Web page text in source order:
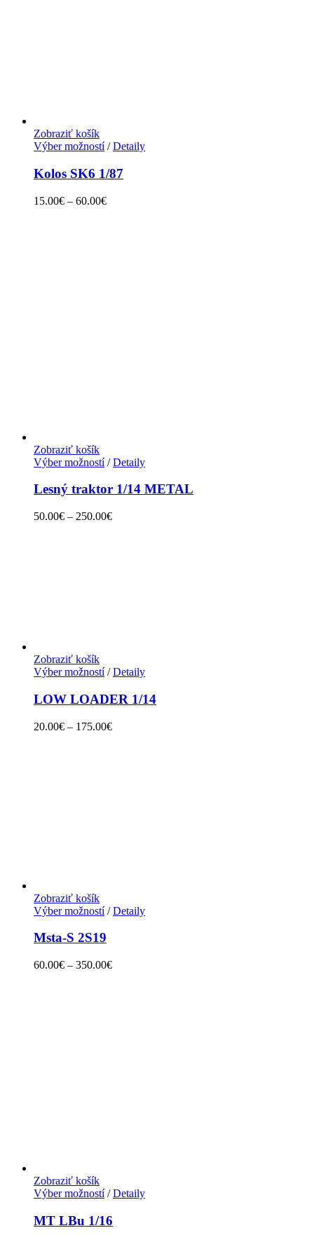
Zobraziť košík
Výber možností/ Detaily
Kolos SK6 1/87
15.00€ – 60.00€
Zobraziť košík
Výber možností/ Detaily
Lesný traktor 1/14 METAL
50.00€ – 250.00€
Zobraziť košík
Výber možností/ Detaily
LOW LOADER 1/14
20.00€ – 175.00€
Zobraziť košík
Výber možností/ Detaily
Msta-S 2S19
60.00€ – 350.00€
Zobraziť košík
Výber možností/ Detaily
MT LBu 1/16